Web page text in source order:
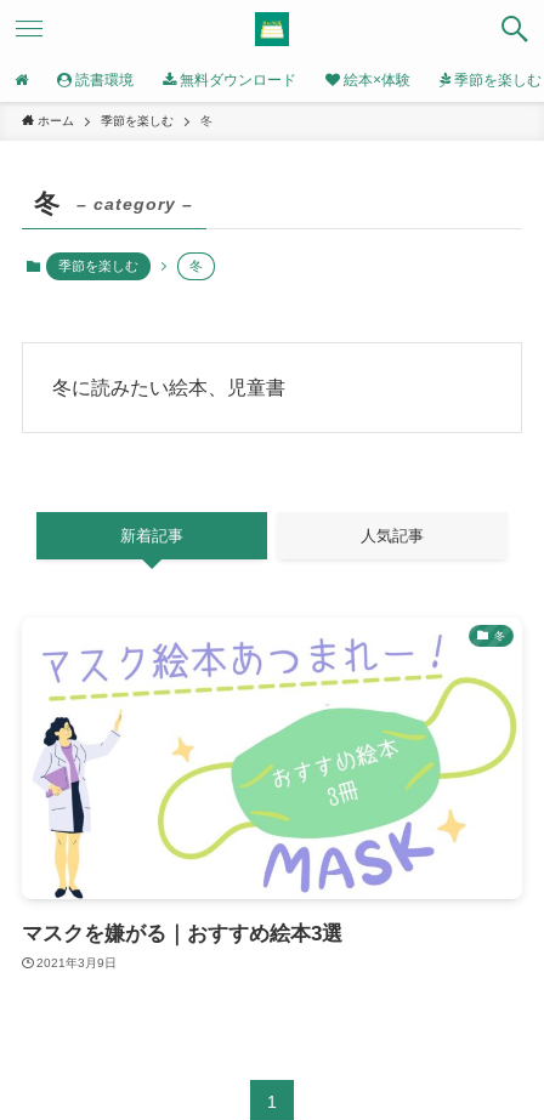
読書環境 無料ダウンロード 絵本×体験 季節を楽しむ
ホーム 季節を楽しむ 冬
冬 – category –
季節を楽しむ 冬
冬に読みたい絵本、児童書
新着記事 人気記事
冬
マスクを嫌がる｜おすすめ絵本3選
2021年3月9日
1